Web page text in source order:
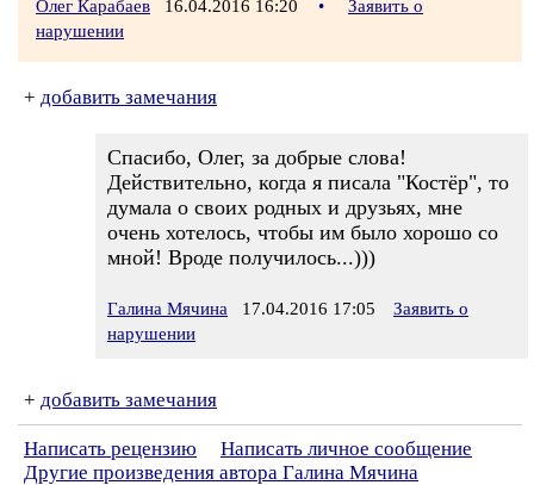
Олег Карабаев 16.04.2016 16:20 •
Заявить о
нарушении
+ добавить замечания
Спасибо, Олег, за добрые слова!
Действительно, когда я писала "Костёр", то
думала о своих родных и друзьях, мне
очень хотелось, чтобы им было хорошо со
мной! Вроде получилось...)))
Галина Мячина 17.04.2016 17:05
Заявить о
нарушении
+ добавить замечания
Написать рецензию
Написать личное сообщение
Другие произведения автора Галина Мячина